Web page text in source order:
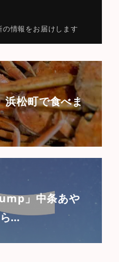
の情報をお届けします
松町で食べま
」中条あや
…